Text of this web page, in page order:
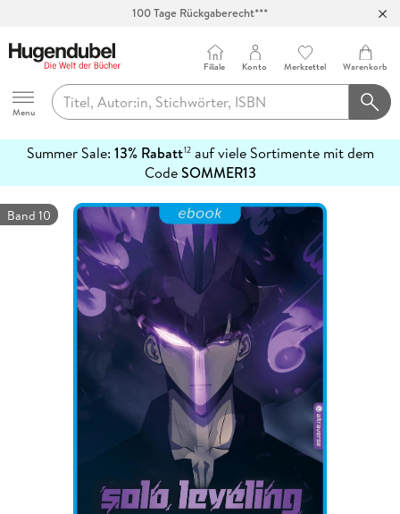
Abholung in über 100 Filialen
Hugendubel
Menu
Filiale Konto Merkzettel Warenkorb
Summer Sale: 13% Rabatt12auf viele Sortimente mit dem
CodeSOMMER13
erfahren
Band 10